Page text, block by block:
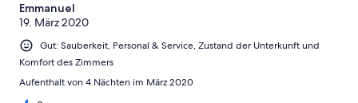
Emmanuel
19. März 2020
Gut: Sauberkeit, Personal & Service, Zustand der Unterkunft und
Komfort des Zimmers
Aufenthalt von 4 Nächten im März 2020